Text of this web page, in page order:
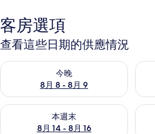
客房選項
查看這些日期的供應情況
今晚
8月 8 - 8月 9
查看今晚 (8月 8 - 8月 9) 的供應情況查
本週末
8月 14 - 8月 16
查看本週末 (8月 14 - 8月 16) 的供應情
查